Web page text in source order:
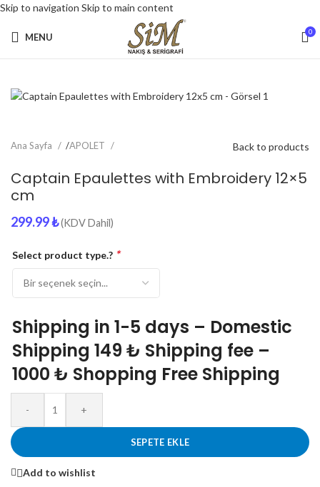
Skip to navigation Skip to main content
MENU 0
Ana Sayfa /APOLET Back to products
Captain Epaulettes with Embroidery 12×5
cm
299.99₺(KDV Dahil)
Select product type.? *
Shipping in 1-5 days – Domestic
Shipping 149 ₺ Shipping fee –
1000 ₺ Shopping Free Shipping
- +
SEPETE EKLE
Add to wishlist